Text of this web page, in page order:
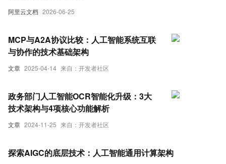
阿里云文档 2026-06-25
文章 2025-04-14 来自：开发者社区
MCP与A2A协议比较：人工智能系统互联
与协作的技术基础架构
文章 2024-11-25 来自：开发者社区
政务部门人工智能OCR智能化升级：3大
技术架构与4项核心功能解析
探索AIGC的底层技术：人工智能通用计算架构